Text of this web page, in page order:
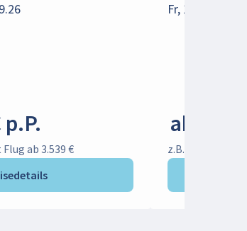
ab 3.539 €
Fr, 11.09.
ab
z.B. Innenkabine